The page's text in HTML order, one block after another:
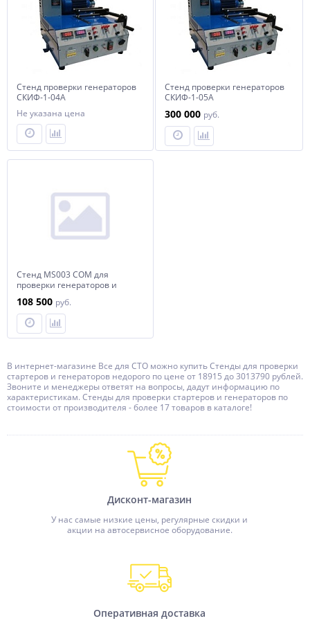
Стенд проверки генераторов
СКИФ-1-04А
Не указана цена
Стенд проверки генераторов
СКИФ-1-05А
300 000 руб.
Стенд MS003 COM для
проверки генераторов и
108 500 руб.
В интернет-магазине Все для СТО можно купить Стенды для проверки
стартеров и генераторов недорого по цене от 18915 до 3013790 рублей.
Звоните и менеджеры ответят на вопросы, дадут информацию по
характеристикам. Стенды для проверки стартеров и генераторов по
стоимости от производителя - более 17 товаров в каталоге!
Дисконт-магазин
У нас самые низкие цены, регулярные скидки и
акции на автосервисное оборудование.
Оперативная доставка